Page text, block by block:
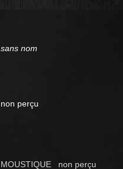
sans nom
non perçu
MOUSTIQUE non perçu